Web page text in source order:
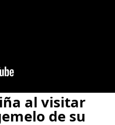
al visitar
de su